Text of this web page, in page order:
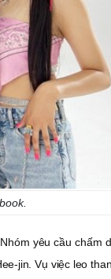
yêu cầu chấm
jin. Vụ việc leo